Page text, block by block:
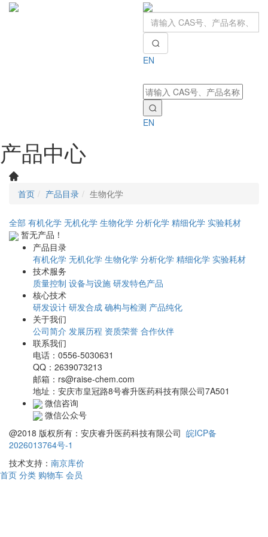
EN
EN
产品中心
首页 产品目录 生物化学
全部 有机化学 无机化学 生物化学 分析化学 精细化学 实验耗材
暂无产品！
产品目录
有机化学 无机化学 生物化学 分析化学 精细化学 实验耗材
技术服务
质量控制 设备与设施 研发特色产品
核心技术
研发设计 研发合成 确构与检测 产品纯化
关于我们
公司简介 发展历程 资质荣誉 合作伙伴
联系我们
电话：0556-5030631
QQ：2639073213
邮箱：rs@raise-chem.com
地址：安庆市皇冠路8号睿升医药科技有限公司7A501
微信咨询
微信公众号
@2018 版权所有：安庆睿升医药科技有限公司 皖ICP备
2026013764号-1
技术支持： 南京库价
首页 分类 购物车 会员